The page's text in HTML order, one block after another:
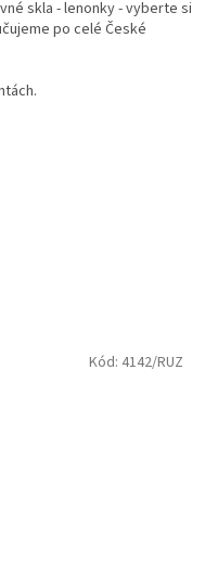
skla - lenonky - vyberte si
po celé České
Kód: 4142/RUZ